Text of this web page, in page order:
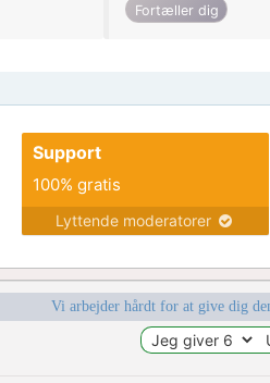
Fortæller dig
Support
100% gratis
Lyttende moderatorer
Vi arbejder hårdt for at give dig